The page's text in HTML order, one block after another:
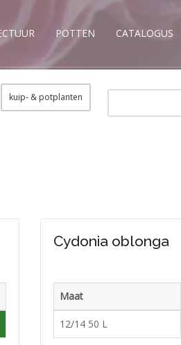
POTTEN CATALOGUS
kuip- & potplanten
Cydonia oblonga
Maat
12/14 50 L